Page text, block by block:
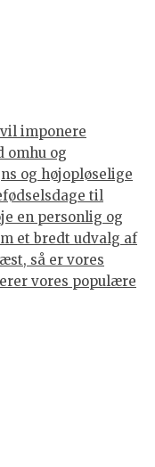
imponere
omhu og
og højopløselige
til
en personlig og
et bredt udvalg af
så er vores
vores populære